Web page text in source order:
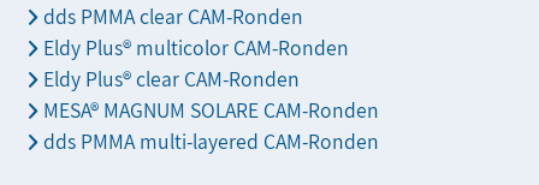
dds PMMA clear CAM-Ronden
Eldy Plus® multicolor CAM-Ronden
Eldy Plus® clear CAM-Ronden
MESA® MAGNUM SOLARE CAM-Ronden
dds PMMA multi-layered CAM-Ronden